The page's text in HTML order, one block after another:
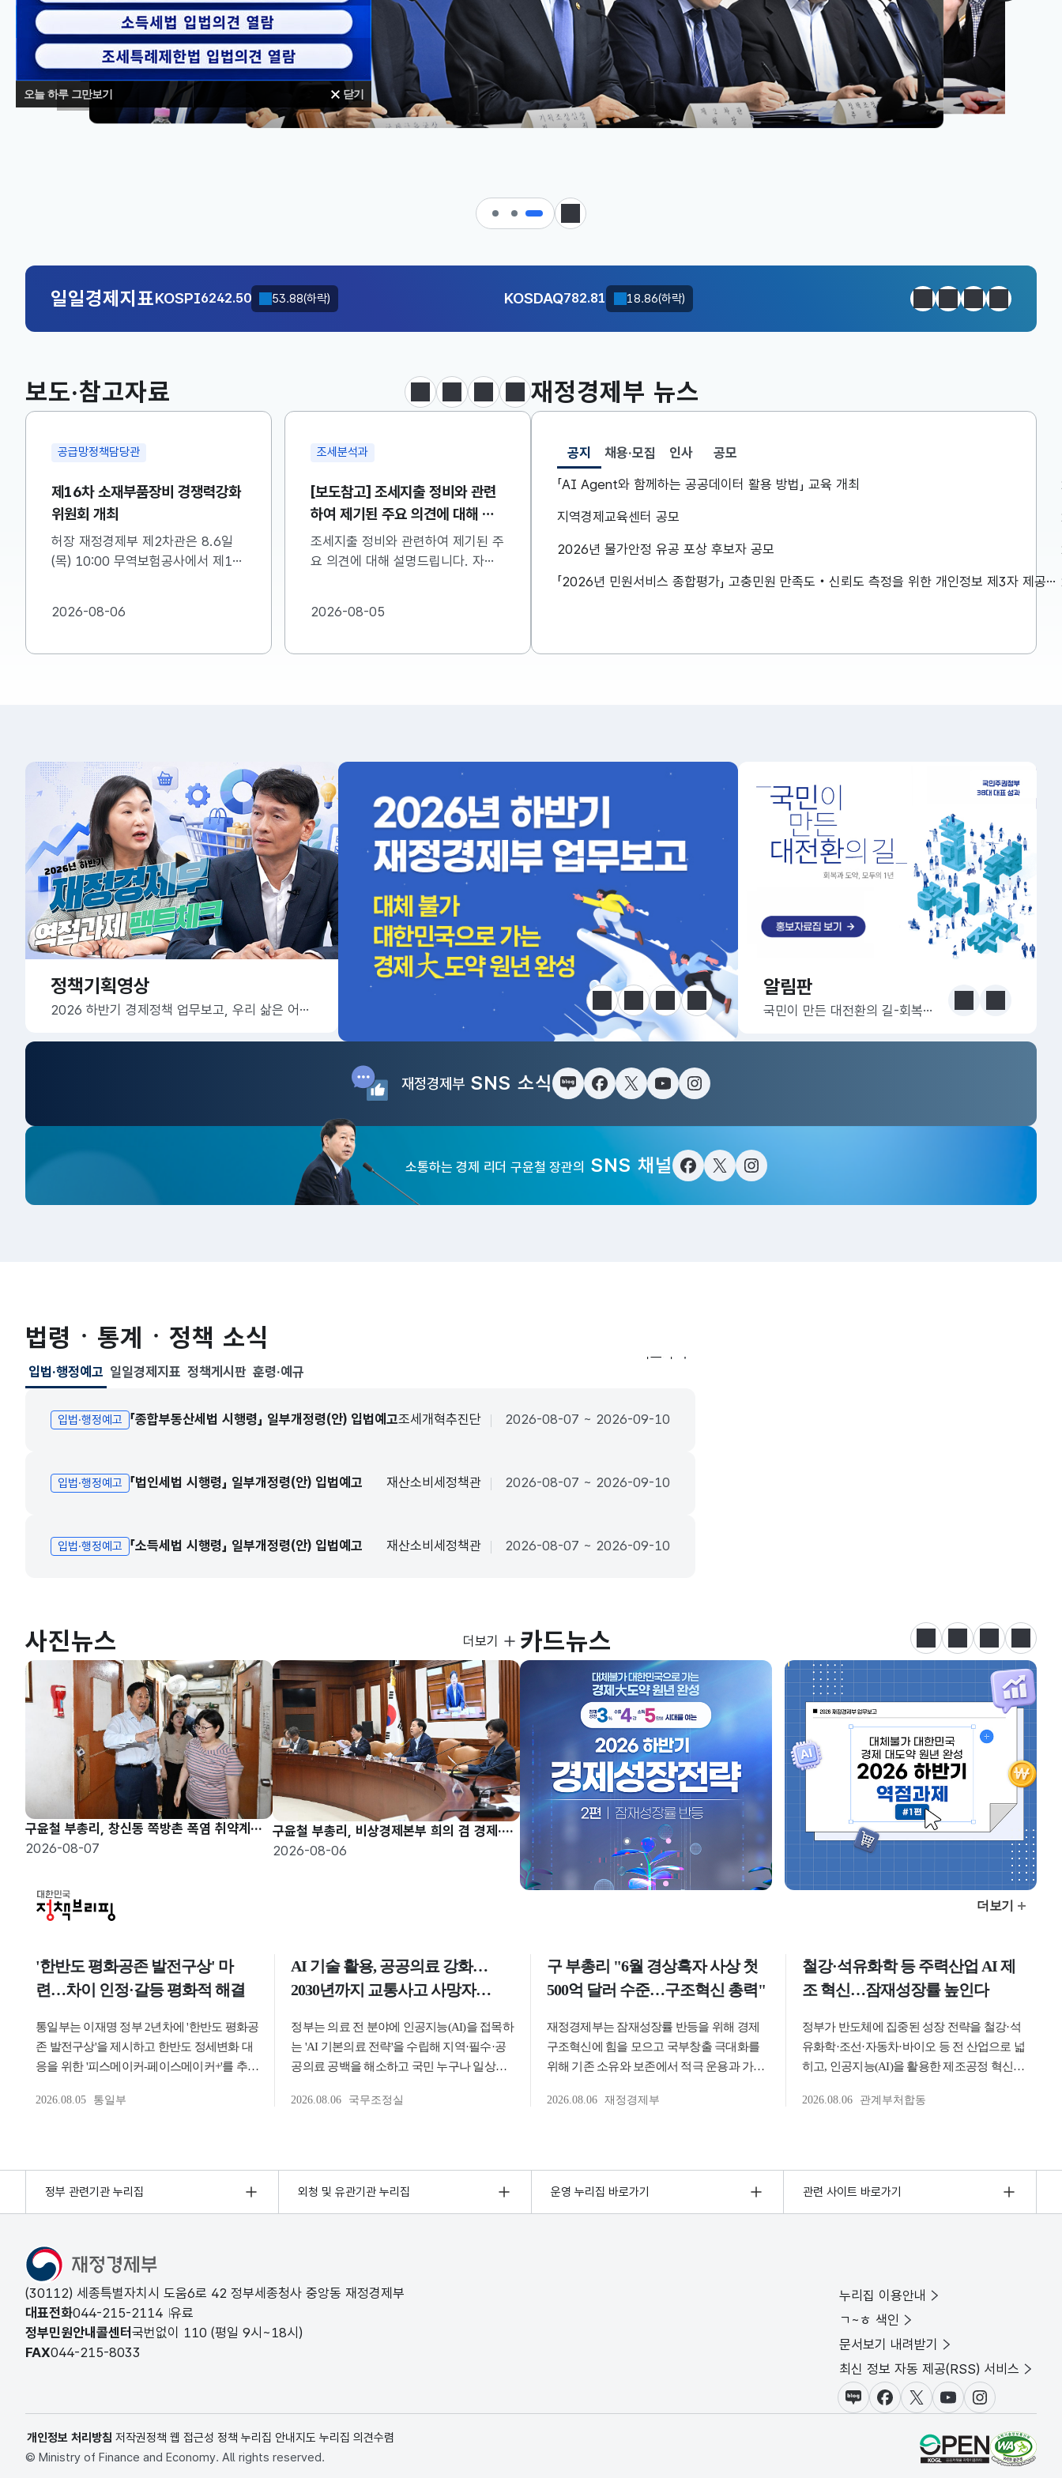
오늘 하루 그만보기 닫기
정지
일일경제지표
KOSDAQ782.81
KOSPI6242.50 53.88(하락) KOSDAQ782.81 18.86(하락)
국고채(3년)3.732 0.010(하락) 달러-원1420.9000 2.9000(하락)
KOSDAQ
국고채(3년)3.732 0.010(하락) 달러-원1420.9000 2.9000(하락)
정지이전다음일일경제지
보도·참고자료
공급망정책담당관
제16차 소재부품장비 경쟁력강화
위원회 개최
허장 재정경제부 제2차관은 8.6일
(목) 10:00 무역보험공사에서 제16
첨부를 참고하시기 바랍니다....
2026-08-06
조세분석과
[보도참고] 조세지출 정비와 관련
하여 제기된 주요 의견에 대해 설
명드립니다
조세지출 정비와 관련하여 제기된 주
요 의견에 대해 설명드립니다. 자세
2026-08-05
민생안정지원단
구윤철 부총리, 창신동 쪽방촌을
방문하여 폭염 취약계층 생활환경
구윤철 부총리는 8월 7일(금) 오전,
계층 생활환경을 점검하였습니다. 보
비상경제본부 회의 겸 경제·구조혁
비상경제본부 회의 겸 경제·구조혁신
정지 이전 다음 보도·참고자료 더보기
재정경제부 뉴스
공지
선택됨
공지
「AI Agent와 함께하는 공공데이터 활용 방법」 교육 개최
지역경제교육센터 공모
2026년 물가안정 유공 포상 후보자 공모
「2026년 민원서비스 종합평가」 고충민원 만족도‧신뢰도 측정을 위한 개인정보 제3자 제공사항 공고
채용·모집 인사 공모
정책기획영상
2026 하반기 경제정책 업무보고, 우리 삶은 어떻게 달라질까요? 정지 이전 다음 한눈에 보는 정책 더보기
알림판
알림판
전국민 공급망 애로 핫라인 개설
알림판
국민이 만든 대전환의 길-회복과 도약, 모두의 1년 이전 다음
재정경제부 SNS 소식 블로그페이스북트위터(X)
유튜브인스타그램
소통하는 경제 리더 구윤철 장관의 SNS 채널 페이스북트위터(X)인스타그램
법령ㆍ통계ㆍ정책 소식
입법·행정예고
선택됨
입법·행정예고
입법·행정예고 「종합부동산세법 시행령」 일부개정령(안) 입법예고조세개혁추진단 2026-08-07 ~ 2026-09-10
입법·행정예고 「법인세법 시행령」 일부개정령(안) 입법예고 재산소비세정책관 2026-08-07 ~ 2026-09-10
입법·행정예고 「소득세법 시행령」 일부개정령(안) 입법예고 재산소비세정책관 2026-08-07 ~ 2026-09-10
더보기
일일경제지표 정책게시판 훈령·예규
사진뉴스
구윤철 부총리, 창신동 쪽방촌 폭염 취약계층 현장방문
2026-08-07
구윤철 부총리, 비상경제본부 희의 겸 경제·구조혁신 관계장관회의 주재
2026-08-06
사진뉴스
더보기 카드뉴스 정지 이전 다음 카드뉴
정부 관련기관 누리집 외청 및 유관기관 누리집 운영 누리집 바로가기 관련 사이트 바로가기
(30112) 세종특별자치시 도움6로 42 정부세종청사 중앙동 재정경제부
대표전화044-215-2114 유료
정부민원안내콜센터 국번없이 110 (평일 9시~18시)
FAX044-215-8033
누리집 이용안내
ㄱ~ㅎ 색인
문서보기 내려받기
최신 정보 자동 제공(RSS) 서비스
블로그페이스북X(트위터)
유튜브인스타그램
개인정보 처리방침 저작권정책 웹 접근성 정책 누리집 안내지도 누리집 의견수렴
© Ministry of Finance and Economy. All rights reserved.